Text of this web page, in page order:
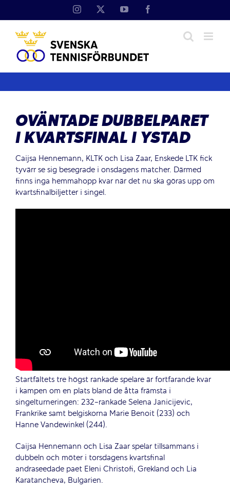
Instagram YouTube
OVÄNTADE DUBBELPARET
I KVARTSFINAL I YSTAD
Caijsa Hennemann, KLTK och Lisa Zaar, Enskede LTK fick
tyvärr se sig besegrade i onsdagens matcher. Därmed
finns inga hemmahopp kvar när det nu ska göras upp om
kvartsfinalbiljetter i singel.
Startfältets tre högst rankade spelare är fortfarande kvar
i kampen om en plats bland de åtta främsta i
singelturneringen: 232-rankade Selena Janicijevic,
Frankrike samt belgiskorna Marie Benoit (233) och
Hanne Vandewinkel (244).
Caijsa Hennemann och Lisa Zaar spelar tillsammans i
dubbeln och möter i torsdagens kvartsfinal
andraseedade paet Eleni Christofi, Grekland och Lia
Karatancheva, Bulgarien.